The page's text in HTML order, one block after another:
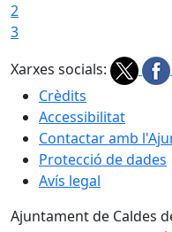
2
3
Xarxes socials:
Crèdits
Accessibilitat
Contactar amb
Protecció de dades
Avís legal
Ajuntament de Caldes